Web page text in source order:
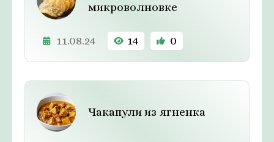
микроволновке
11.08.24 14 0
Чакапули из ягненка